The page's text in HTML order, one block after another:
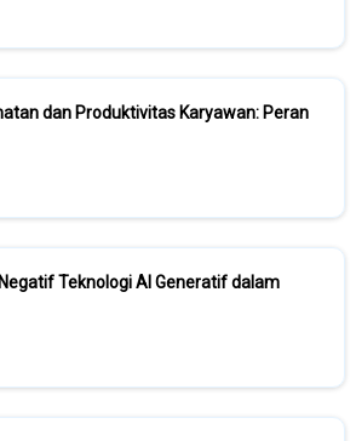
dan Produktivitas Karyawan: Peran
Teknologi AI Generatif dalam